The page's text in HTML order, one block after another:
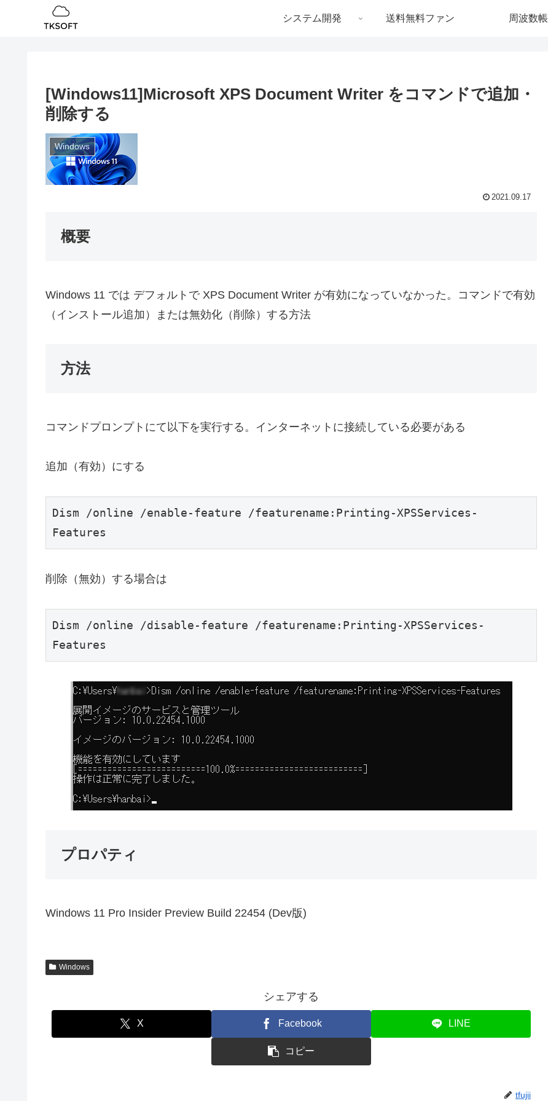
システム開発 送料無料ファン 周波数帳
[Windows11]Microsoft XPS Document Writer をコマンドで追加・
削除する
Windows
2021.09.17
概要
Windows 11 では デフォルトで XPS Document Writer が有効になっていなかった。コマンドで有効
（インストール追加）または無効化（削除）する方法
方法
コマンドプロンプトにて以下を実行する。インターネットに接続している必要がある
追加（有効）にする
Dism /online /enable-feature /featurename:Printing-XPSServices-
Features
削除（無効）する場合は
Dism /online /disable-feature /featurename:Printing-XPSServices-
Features
プロパティ
Windows 11 Pro Insider Preview Build 22454 (Dev版)
Windows
シェアする
X Facebook LINE
コピー
tfujii